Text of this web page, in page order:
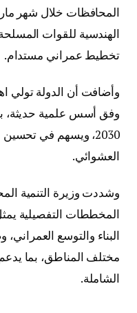
الهندسية للقوات
تخطيط عمراني مستدام.
وأضافت أن الدولة تولي
وفق أسس علمية حديثة،
2030، ويسهم في تحسين
العشوائي.
وشددت وزيرة التنمية
المخططات التفصيلية
البناء والتوسع
مختلف المناطق، بما
الشاملة.